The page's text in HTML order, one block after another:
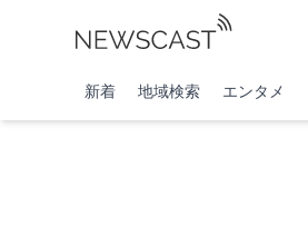
新着 地域検索 エンタメ